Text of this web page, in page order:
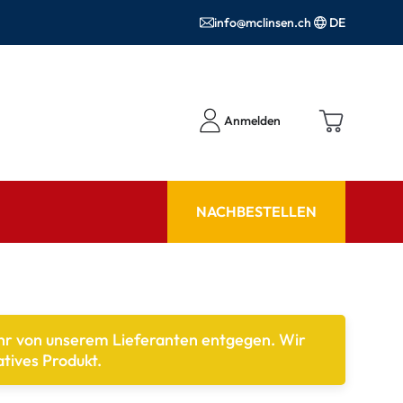
info@mclinsen.ch DE
Anmelden
FAQ
Pflegemittel FAQ
NACHBESTELLEN
von unserem Lieferanten entgegen. Wir
Produkt.